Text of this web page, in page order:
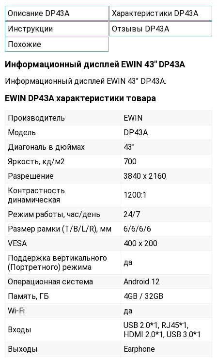
Описание DP43A
Характеристики DP43A
Инструкции
Отзывы DP43A
Похожие
Информационный дисплей EWIN 43" DP43A
Информационный дисплей EWIN 43" DP43A.
EWIN DP43A характеристики товара
Производитель
EWIN
Модель
DP43A
Диагональ в дюймах
43"
Яркость, кд/м2
700
Разрешение
3840 x 2160
Контрастность
динамическая
1200:1
Режим работы, час/день
24/7
Размер рамки (T/B/L/R), мм
6/6/6/6
VESA
400 x 200
Поддержка вертикального
(Портретного) режима
да
Операционная система
Android 12
Память, ГБ
4GB / 32GB
Wi-Fi
да
Входы
USB 2.0*1, RJ45*1,
HDMI 2.0*1, USB 3.0*1
Выходы
Earphone